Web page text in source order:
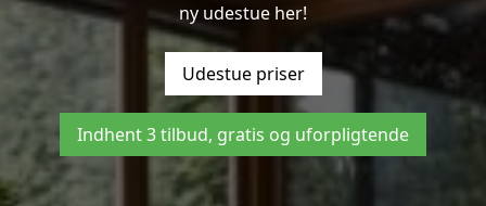
ny udestue her!
Udestue priser
Indhent 3 tilbud, gratis og uforpligtende